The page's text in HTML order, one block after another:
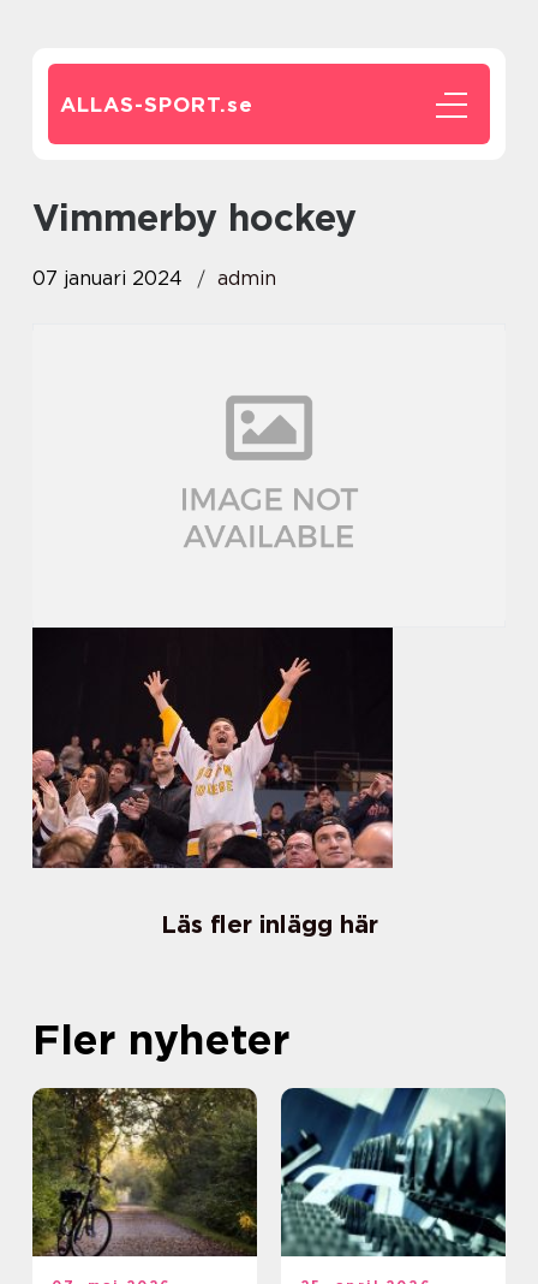
ALLAS-SPORT.se
vimmerby hockey
07 januari 2024 admin
Läs fler inlägg här
Fler nyheter